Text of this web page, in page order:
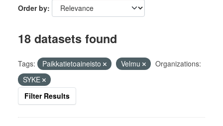
Order by
18 datasets found
Tags: Paikkatietoaineisto Velmu
Organizations:
SYKE
Filter Results